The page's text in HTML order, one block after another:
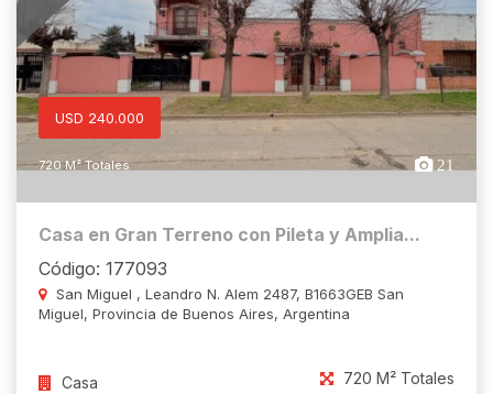
USD 240.000
720 M² Totales 21
Casa en Gran Terreno con Pileta y Amplia...
Código: 177093
San Miguel , Leandro N. Alem 2487, B1663GEB San
Miguel, Provincia de Buenos Aires, Argentina
Casa 720 M² Totales